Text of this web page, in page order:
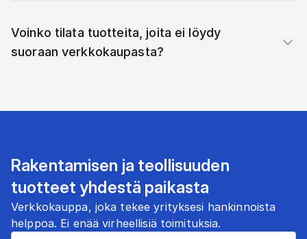
Voinko tilata tuotteita, joita ei löydy
suoraan verkkokaupasta?
Rakentamisen ja teollisuuden
tuotteet yhdestä paikasta
Verkkokauppa, joka tekee yrityksesi hankinnoista
helppoa. Ei enää virheellisiä toimituksia.